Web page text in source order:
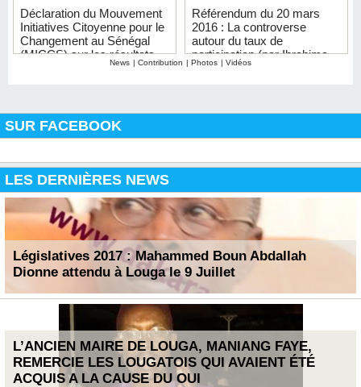
Déclaration du Mouvement
Initiatives Citoyenne pour le
Changement au Sénégal
(MICCS) sur les résultats
du scrutin référendaire du
Référendum du 20 mars
2016 : La controverse
autour du taux de
participation (par Ibrahima
SENE)
News | Contribution | Photos | Vidéos
SUR FACEBOOK
LES DERNIÈRES NEWS
Législatives 2017 : Mahammed Boun Abdallah
Dionne attendu à Louga le 9 Juillet
L’ANCIEN MAIRE DE LOUGA, MANIANG FAYE,
REMERCIE LES LOUGATOIS QUI AVAIENT ÉTÉ
ACQUIS A LA CAUSE DU OUI